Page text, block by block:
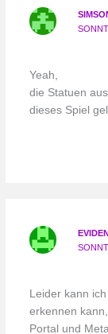
Yeah,
die Statuen
dieses Spiel
Leider kann
erkennen
Portal und